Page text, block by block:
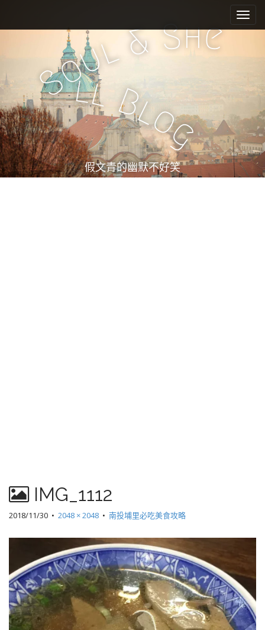
e
n
u
i
c
n
t
e
n
t
Soul&She
ll Bl
og
假文青的幽默不好笑
IMG_1112
2018/11/30 • 2048 × 2048 • 南投埔里必吃美食攻略